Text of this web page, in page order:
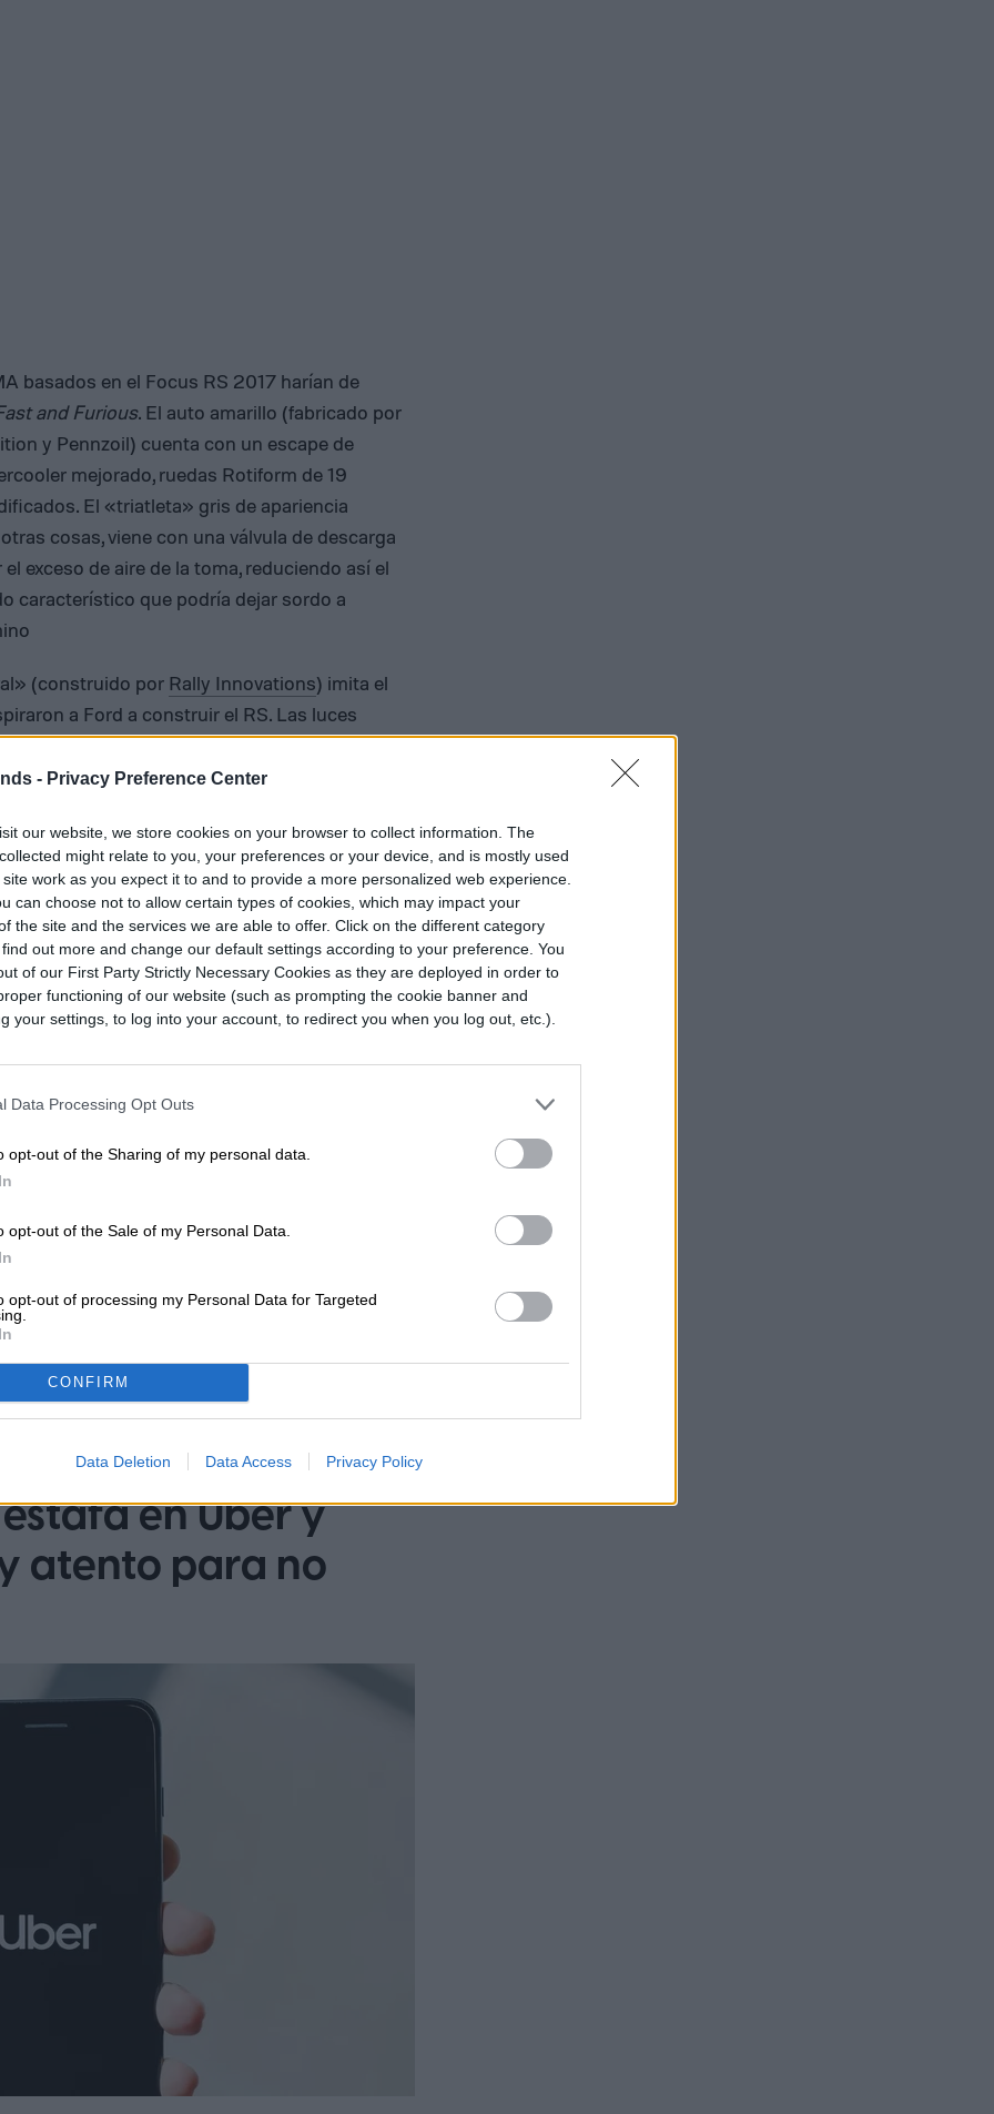
- Privacy Preference Center
our website, we store cookies on your browser to collect information. The
might relate to you, your preferences or your device, and is mostly used
work as you expect it to and to provide a more personalized web experience.
can choose not to allow certain types of cookies, which may impact your
the site and the services we are able to offer. Click on the different category
out more and change our default settings according to your preference. You
of our First Party Strictly Necessary Cookies as they are deployed in order to
functioning of our website (such as prompting the cookie banner and
your settings, to log into your account, to redirect you when you log out, etc.).
Data Processing Opt Outs
opt-out of the Sharing of my personal data.
opt-out of the Sale of my Personal Data.
opt-out of processing my Personal Data for Targeted
CONFIRM
Data Deletion Data Access Privacy Policy
basados en el Focus RS 2017 harían de
and Furious. El auto amarillo (fabricado por
y Pennzoil) cuenta con un escape de
mejorado, ruedas Rotiform de 19
El «triatleta» gris de apariencia
cosas, viene con una válvula de descarga
exceso de aire de la toma, reduciendo así el
característico que podría dejar sordo a
(construido por Rally Innovations) imita el
a Ford a construir el RS. Las luces
y Ford dice que la suspensión mejorada de
de la conducción. Ford construyó
corrió a cargo del equipo
de Rallycross de la FIA, esto hasta que
los propietarios el potencial de modificación
futuras creaciones. La capacidad de
un carro de los innumerables productos de
en Uber y
atento para no